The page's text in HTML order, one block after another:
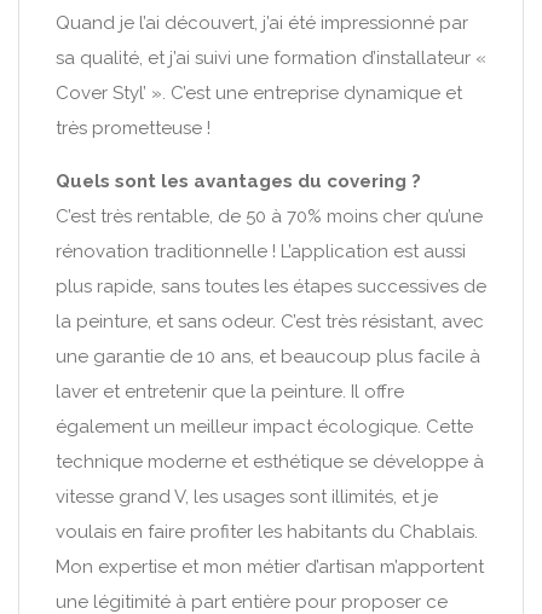
Quand je l’ai découvert, j’ai été impressionné par
sa qualité, et j’ai suivi une formation d’installateur «
Cover Styl’ ». C’est une entreprise dynamique et
très prometteuse !
Quels sont les avantages du covering ?
C’est très rentable, de 50 à 70% moins cher qu’une
rénovation traditionnelle ! L’application est aussi
plus rapide, sans toutes les étapes successives de
la peinture, et sans odeur. C’est très résistant, avec
une garantie de 10 ans, et beaucoup plus facile à
laver et entretenir que la peinture. Il offre
également un meilleur impact écologique. Cette
technique moderne et esthétique se développe à
vitesse grand V, les usages sont illimités, et je
voulais en faire profiter les habitants du Chablais.
Mon expertise et mon métier d’artisan m’apportent
une légitimité à part entière pour proposer ce